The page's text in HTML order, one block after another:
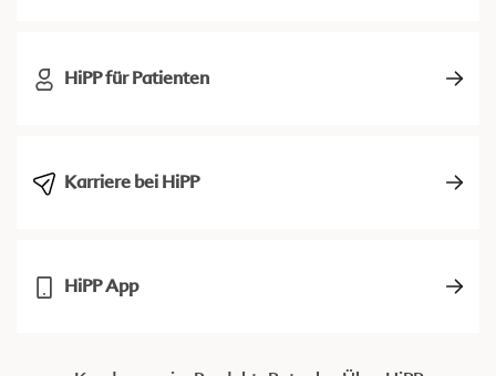
HiPP für Patienten
Karriere bei HiPP
HiPP App